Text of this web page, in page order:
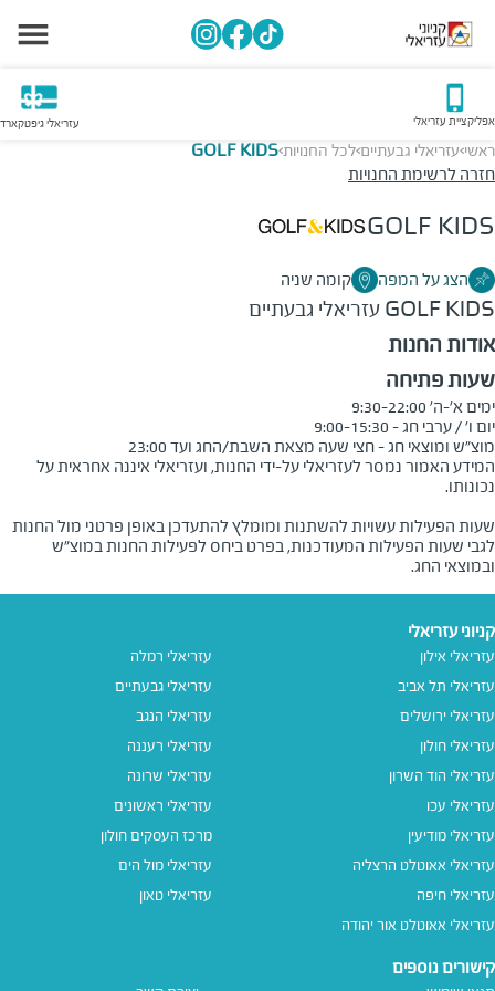
אפליקציית עזריאלי עזריאלי גיפטקארד
ראשי>עזריאלי גבעתיים>לכל החנויות>
GOLF KIDS
חזרה לרשימת החנויות
GOLF KIDS
הצג על המפה קומה שניה
GOLF KIDS עזריאלי גבעתיים
אודות החנות
שעות פתיחה
מוצ"ש ומוצאי חג - חצי שעה מצאת השבת/החג ועד 23:00
המידע האמור נמסר לעזריאלי על-ידי החנות, ועזריאלי איננה אחראית על
שעות הפעילות עשויות להשתנות ומומלץ להתעדכן באופן פרטני מול החנות
לגבי שעות הפעילות המעודכנות, בפרט ביחס לפעילות החנות במוצ"ש
ובמוצאי החג.
קניוני עזריאלי
עזריאלי אילון
עזריאלי תל אביב
עזריאלי ירושלים
עזריאלי חולון
עזריאלי הוד השרון
עזריאלי עכו
עזריאלי מודיעין
עזריאלי אאוטלט הרצליה
עזריאלי חיפה
עזריאלי אאוטלט אור יהודה
עזריאלי רמלה
עזריאלי גבעתיים
עזריאלי הנגב
עזריאלי רעננה
עזריאלי שרונה
עזריאלי ראשונים
מרכז העסקים חולון
עזריאלי מול הים
עזריאלי טאון
קישורים נוספים